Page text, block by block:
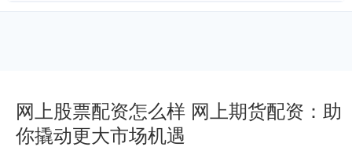
网上股票配资怎么样 网上期货配资：助
你撬动更大市场机遇